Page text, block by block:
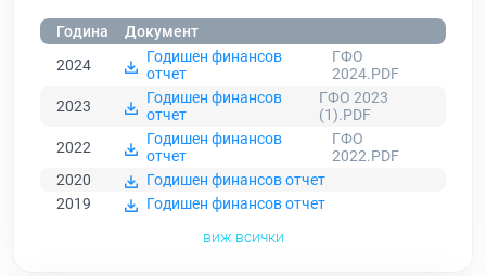
Година
Документ
2024
Годишен финансов
отчет
ГФО
2024.PDF
2023
Годишен финансов
отчет
ГФО 2023
(1).PDF
2022
Годишен финансов
отчет
ГФО
2022.PDF
2020
Годишен финансов отчет
2019
Годишен финансов отчет
виж всички